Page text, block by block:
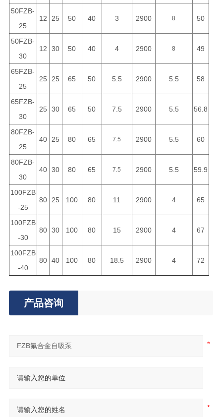
50FZB-
25
12 25 50 40 3 2900 8 50
50FZB-
30
12 30 50 40 4 2900 8 49
65FZB-
25
25 25 65 50 5.5 2900 5.5 58
65FZB-
30
25 30 65 50 7.5 2900 5.5 56.8
80FZB-
25
40 25 80 65 7.5 2900 5.5 60
80FZB-
30
40 30 80 65 7.5 2900 5.5 59.9
100FZB
-25
80 25 100 80 11 2900 4 65
100FZB
-30
80 30 100 80 15 2900 4 67
100FZB
-40
80 40 100 80 18.5 2900 4 72
产品咨询